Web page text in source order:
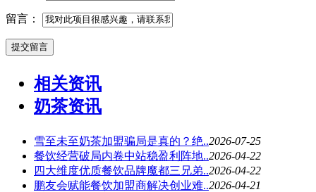
留言：
相关资讯
奶茶资讯
雪至未至奶茶加盟骗局是真的？绝..2026-07-25
餐饮经营破局内卷中站稳盈利阵地..2026-04-22
四大维度优质餐饮品牌魔都三兄弟..2026-04-22
鹏友会赋能餐饮加盟商解决创业难..2026-04-21